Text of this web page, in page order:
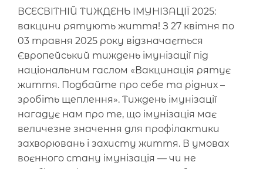
ВСЕСВІТНІЙ ТИЖДЕНЬ ІМУНІЗАЦІЇ 2025:
вакцини рятують життя! З 27 квітня по
03 травня 2025 року відзначається
Європейський тиждень імунізації під
національним гаслом «Вакцинація рятує
життя. Подбайте про себе та рідних –
зробіть щеплення». Тиждень імунізації
нагадує нам про те, що імунізація має
величезне значення для профілактики
захворювань і захисту життя. В умовах
воєнного стану імунізація — чи не